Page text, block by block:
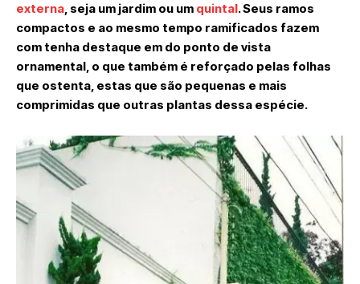
externa, seja um jardim ou um quintal. Seus ramos
compactos e ao mesmo tempo ramificados fazem
com tenha destaque em do ponto de vista
ornamental, o que também é reforçado pelas folhas
que ostenta, estas que são pequenas e mais
comprimidas que outras plantas dessa espécie.